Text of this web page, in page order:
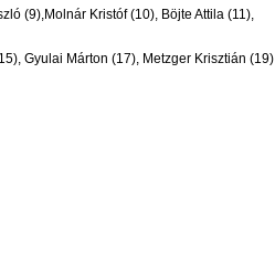
(9),Molnár Kristóf (10), Böjte Attila (11),
Gyulai Márton (17), Metzger Krisztián (19)